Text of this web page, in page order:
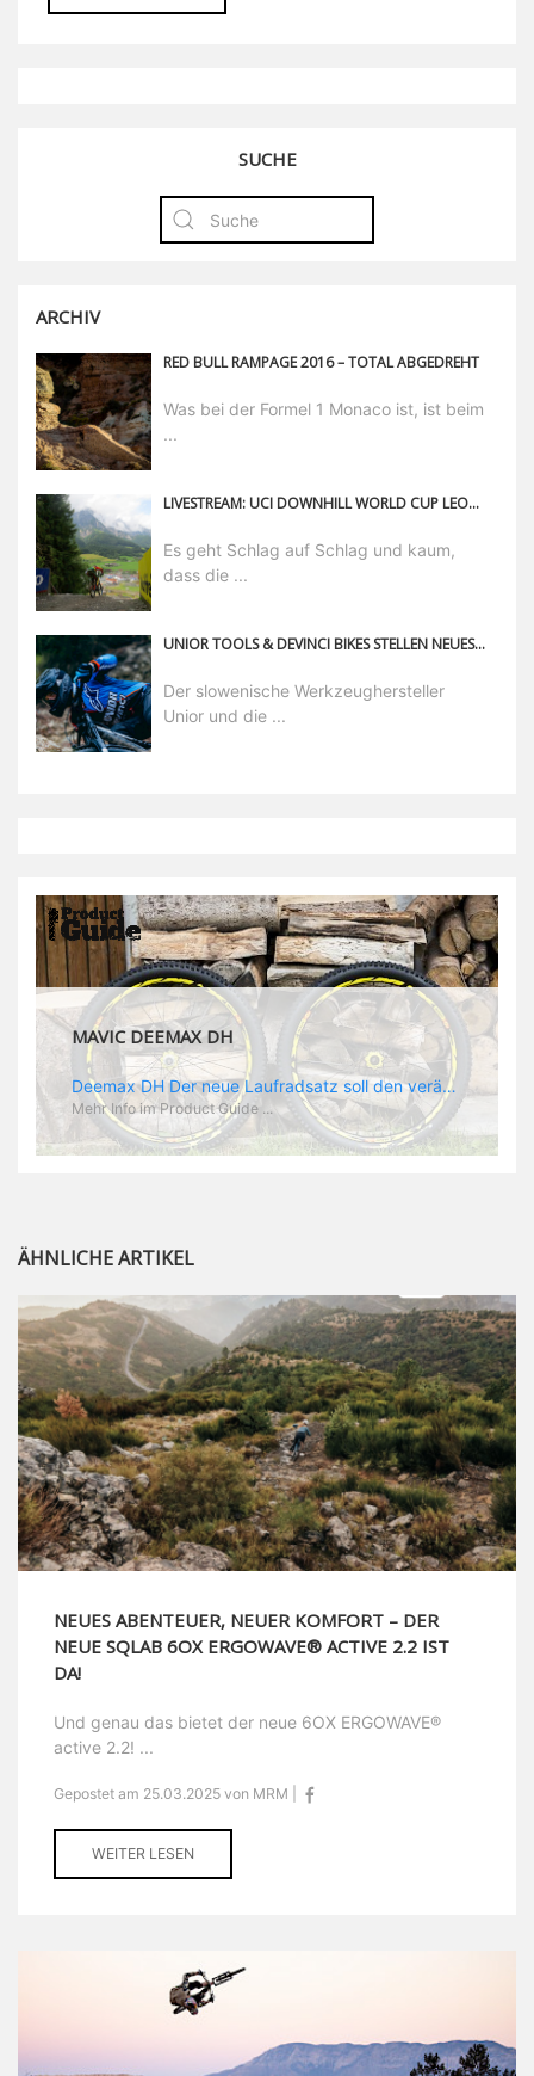
SUCHE
ARCHIV
RED BULL RAMPAGE 2016 – TOTAL ABGEDREHT
Was bei der Formel 1 Monaco ist, ist beim
...
LIVESTREAM: UCI DOWNHILL WORLD CUP LEOGANG
Es geht Schlag auf Schlag und kaum,
dass die ...
UNIOR TOOLS & DEVINCI BIKES STELLEN NEUES TEAM VOR!
Der slowenische Werkzeughersteller
Unior und die ...
MAVIC DEEMAX DH
Deemax DH Der neue Laufradsatz soll den veränderten Ansprüchen im Downhill Einsatz gerecht werden: die Geschwindigkeiten werden immer höher, die Kräfte, die aufs Material wirken ebenfalls. Damit steigen natürlich auch die Ansprüche der Fahrer ans Material. Das einzige, was eventuell niedriger wird, ist der Reifendruck. Somit ergibt sich der Anforderungskatalog an das Deemax-Update. Hier ist das Ergebnis: - der Laufradsatz bekam eine neue Felge mit 28 mm Innenbreite. Laut Scott Sharples ist das der beste Kompromiss aus Stabilität, Gewicht und Steifigkeit, vor allem aber passt diese Breite am besten zu den Reifen, die aktuell auf dem Markt sind und im Renneinsatz gefahren werden. Es gehe auch breite und schmaler, 28 mm hätten sich aber im Test als Optimum herausgestellt. - mit einem 4D-Fertigungsprozess wurde die Materialverteilung optimiert: Stabilität dort, wo sie erforderlich ist, Gewichtsersparnis da, wo es Sinn macht. Somit gibt Mavic eine GGewichtsersparnis von 15 % an, ohne an Stabilität einzubüßen - neue, ultraleichte „double butted“ Speichen und ein super effizienter Freilauf - Mavics bewährtes UST System für perfekte Kompatibilität mit Tubeless Reifen - Gewicht (Laufradset): 1944 g)
Mehr Info im Product Guide ...
ÄHNLICHE ARTIKEL
NEUES ABENTEUER, NEUER KOMFORT – DER
NEUE SQLAB 6OX ERGOWAVE® ACTIVE 2.2 IST
DA!
Und genau das bietet der neue 6OX ERGOWAVE®
active 2.2! ...
Gepostet am 25.03.2025 von MRM |
WEITER LESEN